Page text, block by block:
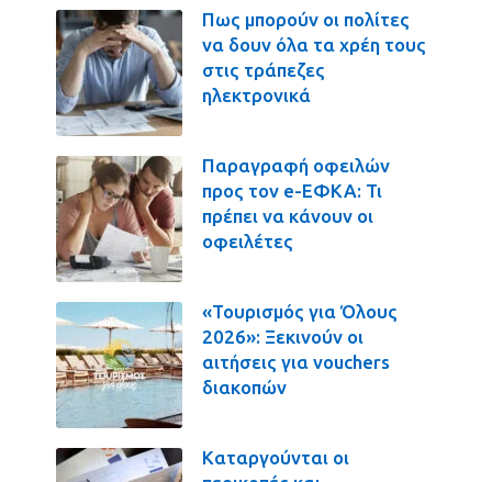
Πως μπορούν οι πολίτες
να δουν όλα τα χρέη τους
στις τράπεζες
ηλεκτρονικά
Παραγραφή οφειλών
προς τον e-ΕΦΚΑ: Τι
πρέπει να κάνουν οι
οφειλέτες
«Τουρισμός για Όλους
2026»: Ξεκινούν οι
αιτήσεις για vouchers
διακοπών
Καταργούνται οι